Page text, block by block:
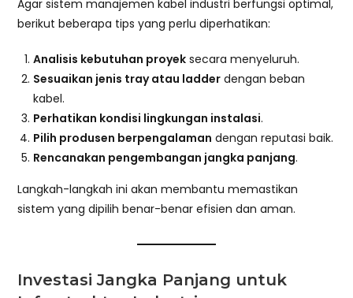
Agar sistem manajemen kabel industri berfungsi optimal,
berikut beberapa tips yang perlu diperhatikan:
Analisis kebutuhan proyek secara menyeluruh.
Sesuaikan jenis tray atau ladder dengan beban
kabel.
Perhatikan kondisi lingkungan instalasi.
Pilih produsen berpengalaman dengan reputasi baik.
Rencanakan pengembangan jangka panjang.
Langkah-langkah ini akan membantu memastikan
sistem yang dipilih benar-benar efisien dan aman.
Investasi Jangka Panjang untuk